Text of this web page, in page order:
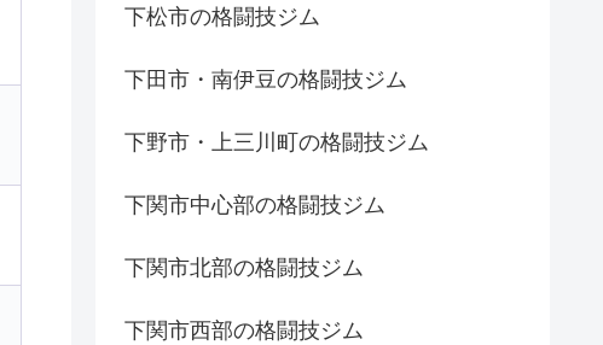
下松市の格闘技ジム
下田市・南伊豆の格闘技ジム
下野市・上三川町の格闘技ジム
下関市中心部の格闘技ジム
下関市北部の格闘技ジム
下関市西部の格闘技ジム